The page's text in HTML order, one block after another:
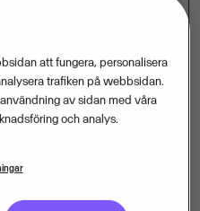
över helt till digitala
från Visma. En
att lagen ändras.
kvittohanteringen,
borde småföretagare få
sina verksamheter och
att fungera, personalisera
trafiken på webbsidan.
av sidan med våra
och analys.